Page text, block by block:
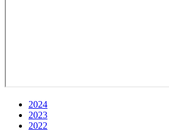
2024
2023
2022